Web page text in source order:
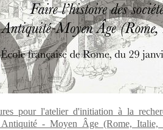
pour l'atelier d'initiation à la
Antiquité - Moyen Âge (Rome, Italie,